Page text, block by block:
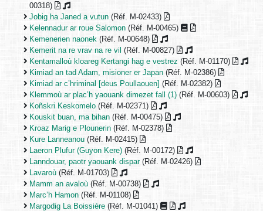
00318)
Jobig ha Janed a vutun (Réf. M-02433)
Kelennadur ar roue Salomon (Réf. M-00465)
Kemenerien naonek (Réf. M-00648)
Kemerit na re vrav na re vil (Réf. M-00827)
Kentamalloù kloareg Kertangi hag e vestrez (Réf. M-01170)
Kimiad an tad Adam, misioner er Japan (Réf. M-02386)
Kimiad ar c’hriminal [deus Poullaouen] (Réf. M-02382)
Klemmoù ar plac’h yaouank dimezet fall (1) (Réf. M-00603)
Koñskri Keskomelo (Réf. M-02371)
Kouskit buan, ma bihan (Réf. M-00475)
Kroaz Marig e Plounerin (Réf. M-02378)
Kure Lanneanou (Réf. M-02415)
Laeron Plufur (Guyon Kere) (Réf. M-00172)
Lanndouar, paotr yaouank dispar(Réf. M-02426)
Lavaroù (Réf. M-01703)
Mamm an avaloù (Réf. M-00738)
Marc’h Hamon (Réf. M-01108)
Margodig La Boissière (Réf. M-01041)